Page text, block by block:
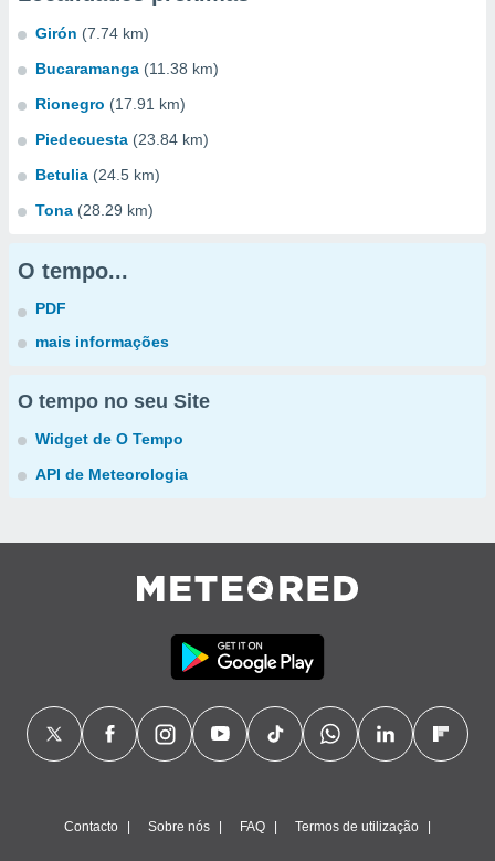
Girón (7.74 km)
Bucaramanga (11.38 km)
Rionegro (17.91 km)
Piedecuesta (23.84 km)
Betulia (24.5 km)
Tona (28.29 km)
O tempo...
PDF
mais informações
O tempo no seu Site
Widget de O Tempo
API de Meteorologia
Contacto Sobre nós FAQ Termos de utilização